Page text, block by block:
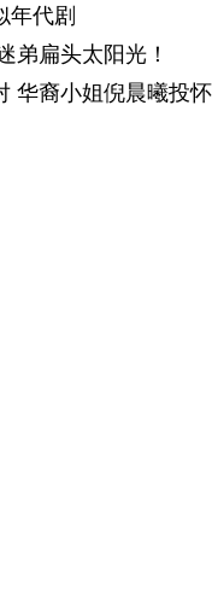
年代剧
弟扁头太阳光！
华裔小姐倪晨曦投